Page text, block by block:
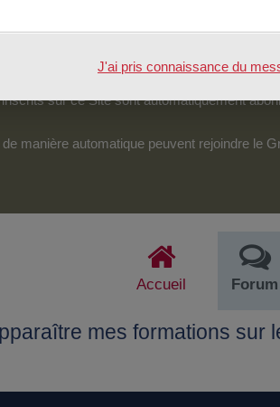
d’une particulière pertinence,
accéder et intervenir sur cet espace.
sur ce Site sont automatiquement
manière automatique peuvent rejoindre le
Accueil Forum
mes formations sur
J'ai pris connaissance du